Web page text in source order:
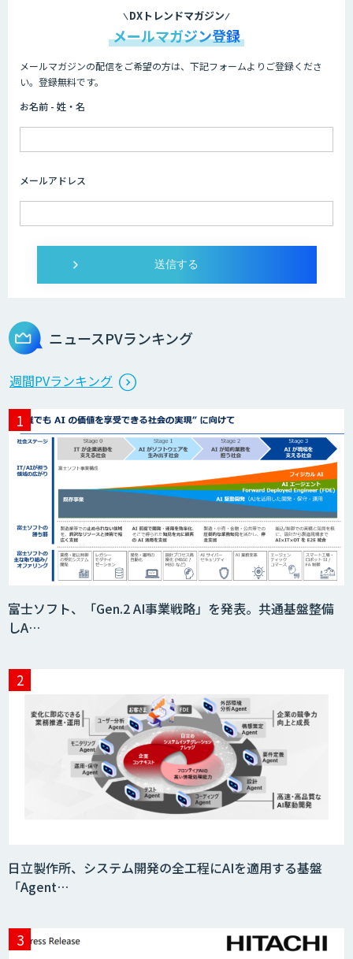
DXトレンドマガジン
メールマガジン登録
メールマガジンの配信をご希望の方は、下記フォームよりご登録くださ
い。登録無料です。
お名前 - 姓・名
メールアドレス
ニュースPVランキング
週間PVランキング
富士ソフト、「Gen.2 AI事業戦略」を発表。共通基盤整備
しA…
日立製作所、システム開発の全工程にAIを適用する基盤
「Agent…